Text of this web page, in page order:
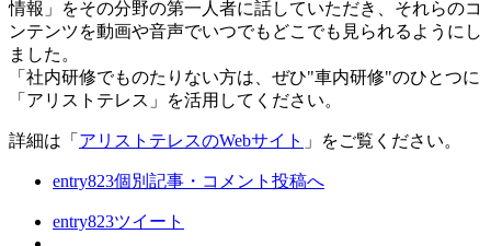
情報」をその分野の第一人者に話していただき、それらのコ
ンテンツを動画や音声でいつでもどこでも見られるようにし
ました。
「社内研修でものたりない方は、ぜひ"車内研修"のひとつに
「アリストテレス」を活用してください。
詳細は「 アリストテレスのWebサイト 」をご覧ください。
entry823個別記事・コメント投稿へ
entry823ツイート